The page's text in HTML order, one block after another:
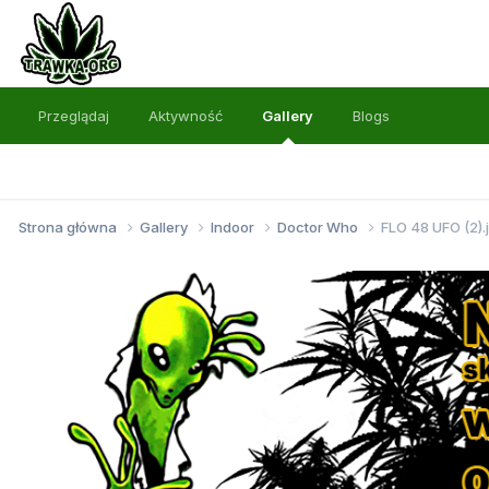
Przeglądaj Aktywność Gallery Blogs
Strona główna Gallery Indoor Doctor Who FLO 48 UFO